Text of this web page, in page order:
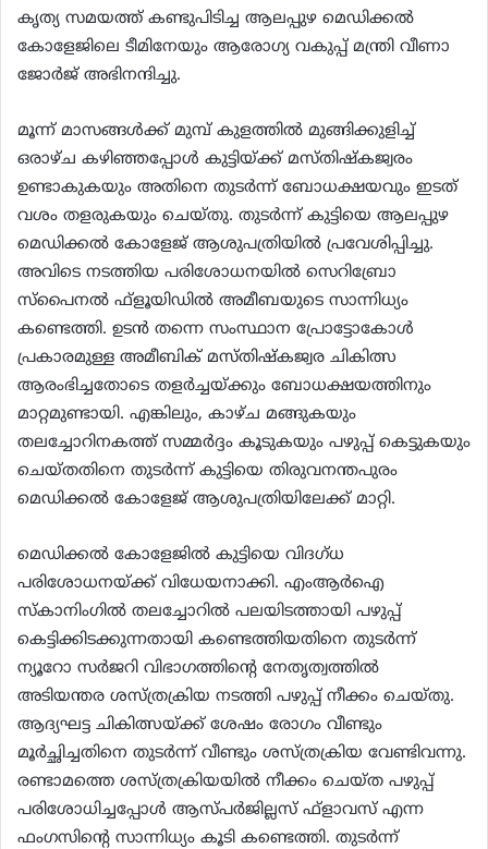
കൃത്യ സമയത്ത് കണ്ടുപിടിച്ച ആലപ്പുഴ മെഡിക്കല്‍
കോളേജിലെ ടീമിനേയും ആരോഗ്യ വകുപ്പ് മന്ത്രി വീണാ
ജോര്‍ജ് അഭിനന്ദിച്ചു.
മൂന്ന് മാസങ്ങള്‍ക്ക് മുമ്പ് കുളത്തില്‍ മുങ്ങിക്കുളിച്ച്
ഒരാഴ്ച കഴിഞ്ഞപ്പോള്‍ കുട്ടിയ്ക്ക് മസ്തിഷ്‌കജ്വരം
ഉണ്ടാകുകയും അതിനെ തുടര്‍ന്ന് ബോധക്ഷയവും ഇടത്
വശം തളരുകയും ചെയ്തു. തുടര്‍ന്ന് കുട്ടിയെ ആലപ്പുഴ
മെഡിക്കല്‍ കോളേജ് ആശുപത്രിയില്‍ പ്രവേശിപ്പിച്ചു.
അവിടെ നടത്തിയ പരിശോധനയില്‍ സെറിബ്രോ
സ്‌പൈനല്‍ ഫ്‌ളൂയിഡില്‍ അമീബയുടെ സാന്നിധ്യം
കണ്ടെത്തി. ഉടന്‍ തന്നെ സംസ്ഥാന പ്രോട്ടോകോള്‍
പ്രകാരമുള്ള അമീബിക് മസ്തിഷ്‌കജ്വര ചികിത്സ
ആരംഭിച്ചതോടെ തളര്‍ച്ചയ്ക്കും ബോധക്ഷയത്തിനും
മാറ്റമുണ്ടായി. എങ്കിലും, കാഴ്ച മങ്ങുകയും
തലച്ചോറിനകത്ത് സമ്മര്‍ദ്ദം കൂടുകയും പഴുപ്പ് കെട്ടുകയും
ചെയ്തതിനെ തുടര്‍ന്ന് കുട്ടിയെ തിരുവനന്തപുരം
മെഡിക്കല്‍ കോളേജ് ആശുപത്രിയിലേക്ക് മാറ്റി.
മെഡിക്കല്‍ കോളേജില്‍ കുട്ടിയെ വിദഗ്ധ
പരിശോധനയ്ക്ക് വിധേയനാക്കി. എംആര്‍ഐ
സ്‌കാനിംഗില്‍ തലച്ചോറില്‍ പലയിടത്തായി പഴുപ്പ്
കെട്ടിക്കിടക്കുന്നതായി കണ്ടെത്തിയതിനെ തുടര്‍ന്ന്
ന്യൂറോ സര്‍ജറി വിഭാഗത്തിന്റെ നേതൃത്വത്തില്‍
അടിയന്തര ശസ്ത്രക്രിയ നടത്തി പഴുപ്പ് നീക്കം ചെയ്തു.
ആദ്യഘട്ട ചികിത്സയ്ക്ക് ശേഷം രോഗം വീണ്ടും
മൂര്‍ച്ഛിച്ചതിനെ തുടര്‍ന്ന് വീണ്ടും ശസ്ത്രക്രിയ വേണ്ടിവന്നു.
രണ്ടാമത്തെ ശസ്ത്രക്രിയയില്‍ നീക്കം ചെയ്ത പഴുപ്പ്
പരിശോധിച്ചപ്പോള്‍ ആസ്പര്‍ജില്ലസ് ഫ്‌ളാവസ് എന്ന
ഫംഗസിന്റെ സാന്നിധ്യം കൂടി കണ്ടെത്തി. തുടര്‍ന്ന്